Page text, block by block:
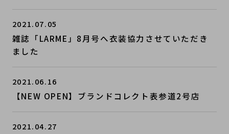
2021.07.05
雑誌「LARME」8月号へ衣装協力させていただき
ました
2021.06.16
【NEW OPEN】ブランドコレクト表参道2号店
2021.04.27